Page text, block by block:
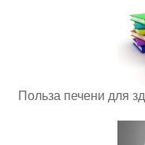
Польза печени для